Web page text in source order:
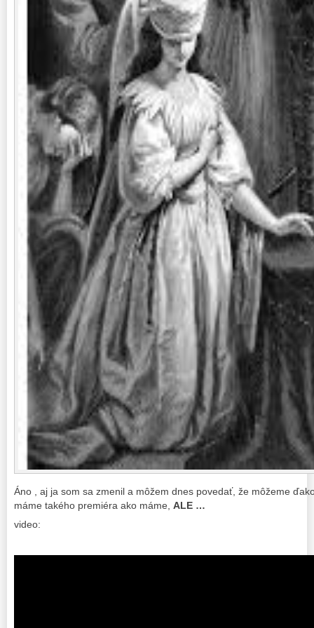
Áno , aj ja som sa zmenil a môžem dnes povedať, že môžeme
máme takého premiéra ako máme, ALE …
video: